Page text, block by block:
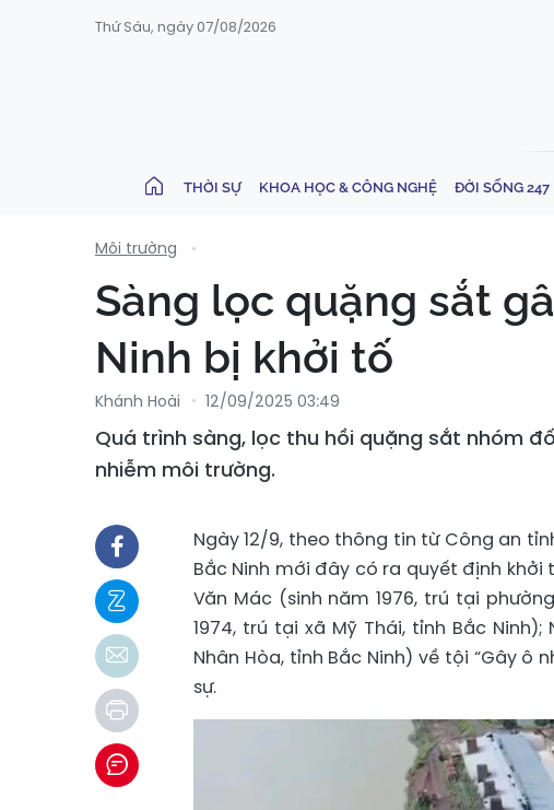
Thứ Sáu, ngày 07/08/2026
THỜI SỰ KHOA HỌC & CÔNG NGHỆ ĐỜI SỐNG 247
Môi trường
Sàng lọc quặng sắt
Ninh bị khởi tố
Khánh Hoài 12/09/2025 03:49
Quá trình sàng, lọc thu hồi quặng sắt nhóm
nhiễm môi trường.
Ngày 12/9, theo thông tin từ Công an
Bắc Ninh mới đây có ra quyết định khởi
Văn Mác (sinh năm 1976, trú tại
1974, trú tại xã Mỹ Thái, tỉnh Bắc
Nhân Hòa, tỉnh Bắc Ninh) về tội “Gây ô
sự.